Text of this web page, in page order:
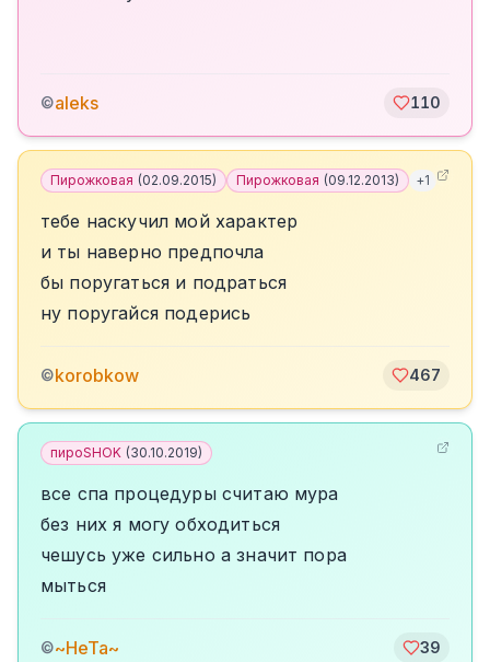
©aleks 110
Пирожковая (02.09.2015) Пирожковая (09.12.2013) +1
тебе наскучил мой характер
и ты наверно предпочла
бы поругаться и подраться
ну поругайся подерись
©korobkow 467
пироSHOK (30.10.2019)
все спа процедуры считаю мура
без них я могу обходиться
чешусь уже сильно а значит пора
мыться
©~НеТа~ 39